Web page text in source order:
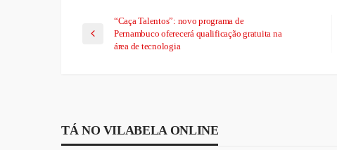
“Caça Talentos”: novo programa de
Pernambuco oferecerá qualificação gratuita na
área de tecnologia
TÁ NO VILABELA ONLINE